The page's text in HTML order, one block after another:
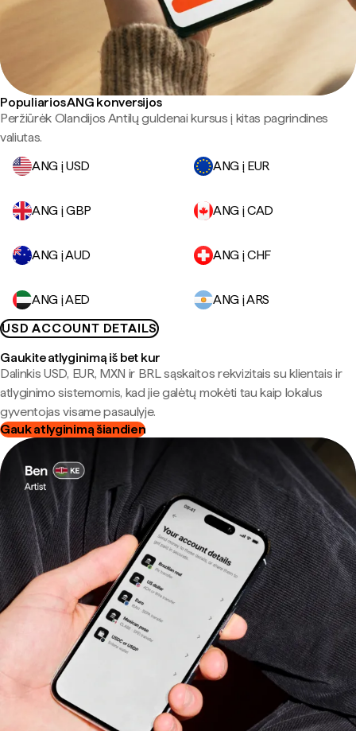
Populiarios ANG konversijos
Peržiūrėk Olandijos Antilų guldenai kursus į kitas pagrindines
valiutas.
ANG į USD
ANG į EUR
ANG į GBP ANG į CAD
ANG į AUD ANG į CHF
ANG į AED
ANG į ARS
USD ACCOUNT DETAILS
Gaukite atlyginimą iš bet kur
Dalinkis USD, EUR, MXN ir BRL sąskaitos rekvizitais su klientais ir
atlyginimo sistemomis, kad jie galėtų mokėti tau kaip lokalus
gyventojas visame pasaulyje.
Gauk atlyginimą šiandien